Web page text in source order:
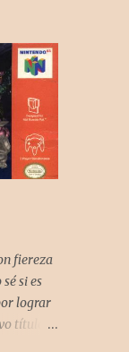
fiereza
si es
lograr
título